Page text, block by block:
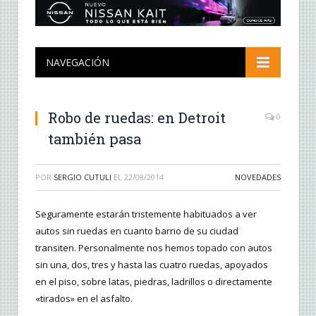
NAVEGACIÓN
Robo de ruedas: en Detroit
también pasa
0
POR SERGIO CUTULI EL 22/08/2014 NOVEDADES
Seguramente estarán tristemente habituados a ver
autos sin ruedas en cuanto barrio de su ciudad
transiten. Personalmente nos hemos topado con autos
sin una, dos, tres y hasta las cuatro ruedas, apoyados
en el piso, sobre latas, piedras, ladrillos o directamente
«tirados» en el asfalto.